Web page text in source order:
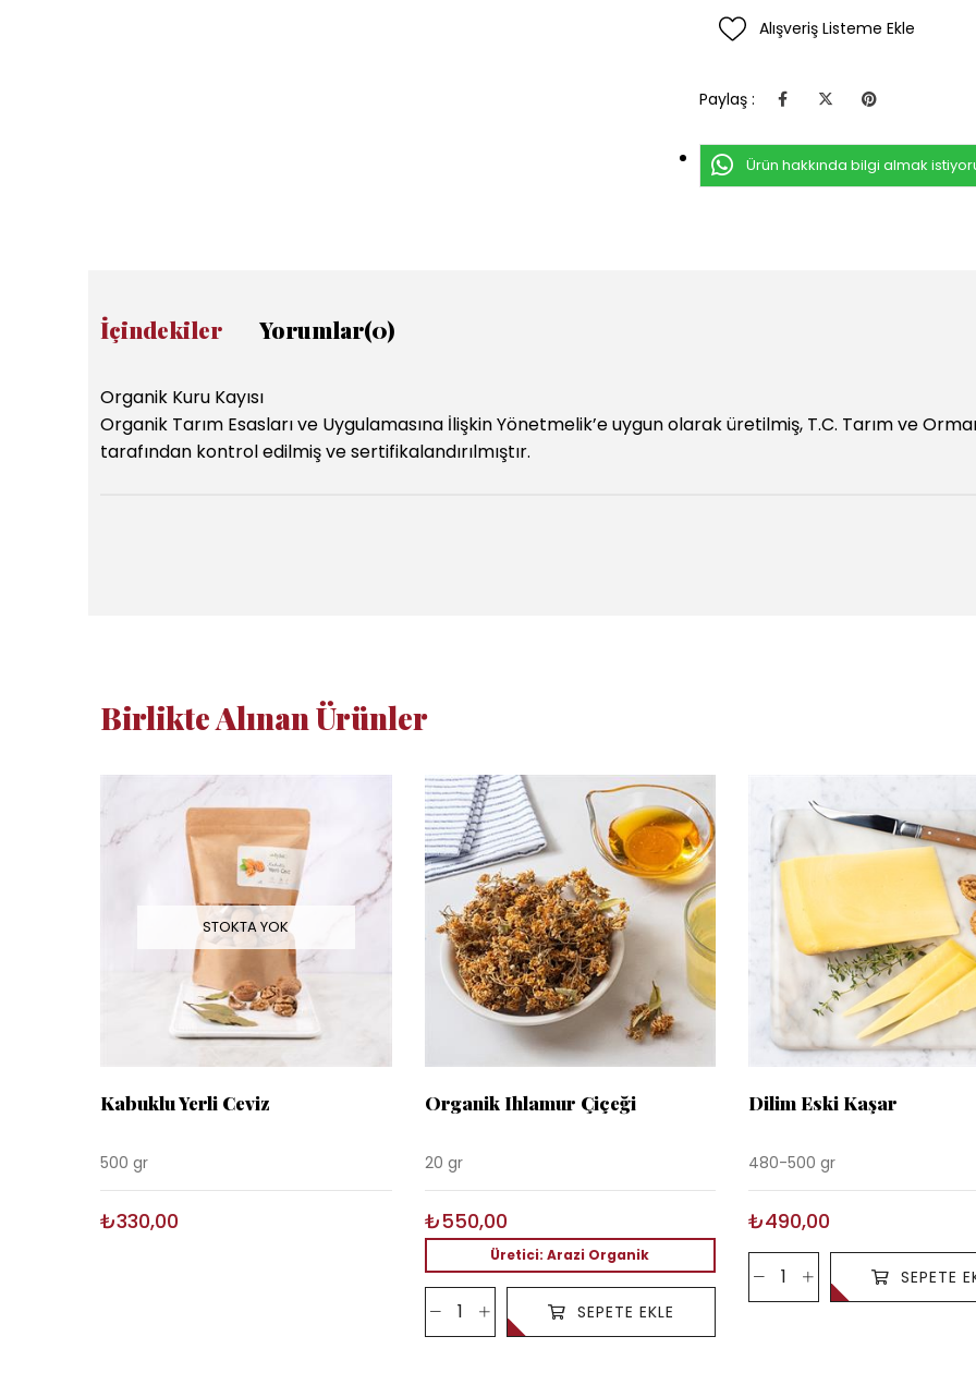
Alışveriş Listeme Ekle
Paylaş :
Ürün hakkında bilgi almak
İçindekiler Yorumlar(0)
Organik Kuru Kayısı
Organik Tarım Esasları ve Uygulamasına İlişkin Yönetmelik’e uygun olarak üretilmiş, T.C. Tarım ve
tarafından kontrol edilmiş ve sertifikalandırılmıştır.
Birlikte Alınan Ürünler
STOKTA YOK
Kabuklu Yerli Ceviz
500 gr
₺330,00
Organik Ihlamur Çiçeği
20 gr
₺550,00
Üretici: Arazi Organik
SEPETE EKLE
Dilim Eski Kaşar
480-500 gr
₺490,00
SEPETE